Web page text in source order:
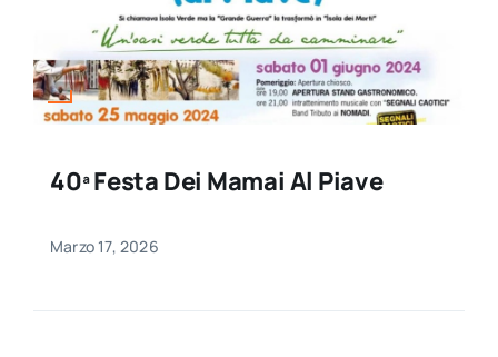
40ª Festa Dei Mamai Al Piave
Marzo 17, 2026